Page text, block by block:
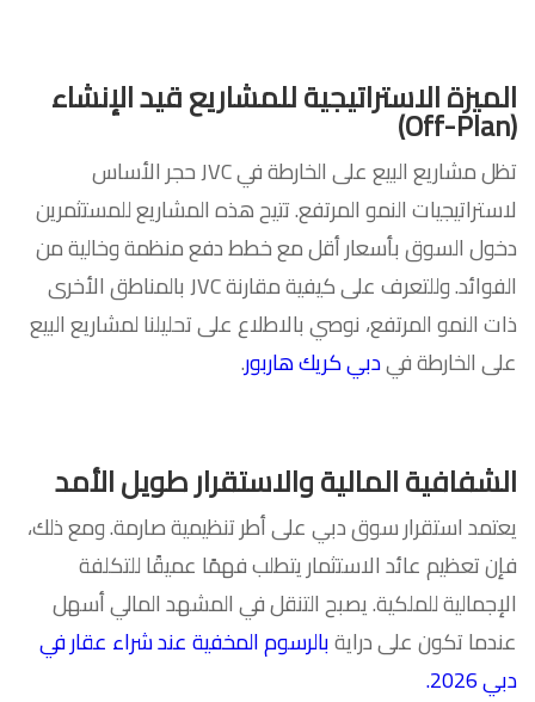
الميزة الاستراتيجية للمشاريع قيد الإنشاء
(Off-Plan)
تظل مشاريع البيع على الخارطة في JVC حجر الأساس
لاستراتيجيات النمو المرتفع. تتيح هذه المشاريع للمستثمرين
دخول السوق بأسعار أقل مع خطط دفع منظمة وخالية من
الفوائد. وللتعرف على كيفية مقارنة JVC بالمناطق الأخرى
ذات النمو المرتفع، نوصي بالاطلاع على تحليلنا لمشاريع البيع
على الخارطة فيدبي كريك هاربور.
الشفافية المالية والاستقرار طويل الأمد
يعتمد استقرار سوق دبي على أطر تنظيمية صارمة. ومع ذلك،
فإن تعظيم عائد الاستثمار يتطلب فهمًا عميقًا للتكلفة
الإجمالية للملكية. يصبح التنقل في المشهد المالي أسهل
عندما تكون على درايةبالرسوم المخفية عند شراء عقار في
دبي 2026.